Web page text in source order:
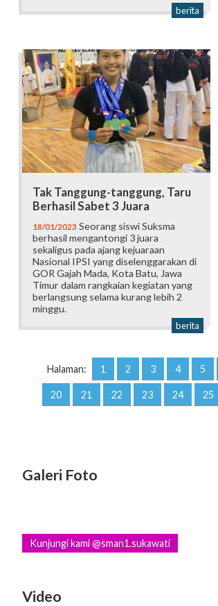
berita
Tak Tanggung-tanggung, Taru
Berhasil Sabet 3 Juara
18/01/2023 Seorang siswi Suksma
berhasil mengantongi 3 juara
sekaligus pada ajang kejuaraan
Nasional IPSI yang diselenggarakan di
GOR Gajah Mada, Kota Batu, Jawa
Timur dalam rangkaian kegiatan yang
berlangsung selama kurang lebih 2
minggu.
berita
Halaman: 1 2 3 4 5
20 21 22 23 24 25
Galeri Foto
Kunjungi kami @sman1.sukawati
Video